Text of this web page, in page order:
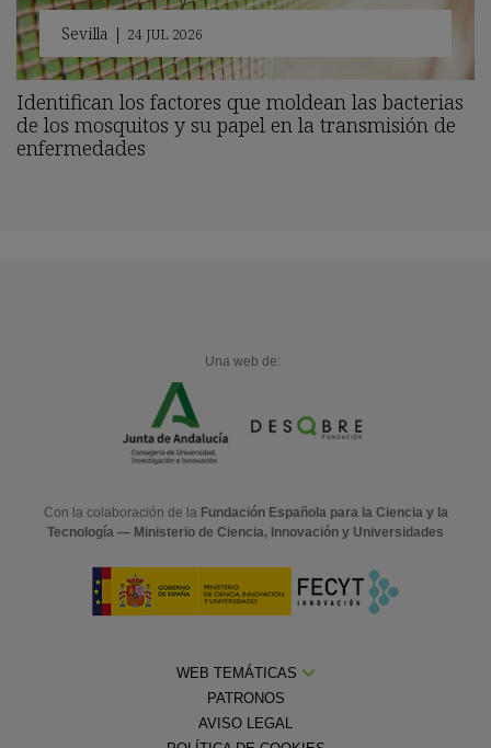
Sevilla | 24 JUL 2026
Identifican los factores que moldean las bacterias
de los mosquitos y su papel en la transmisión de
enfermedades
Una web de:
Con la colaboración de la Fundación Española para la Ciencia y la
Tecnología — Ministerio de Ciencia, Innovación y Universidades
WEB TEMÁTICAS
PATRONOS
AVISO LEGAL